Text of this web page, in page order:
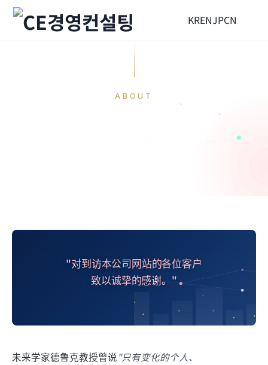
KRENJPCN
ABOUT
"对到访本公司网站的各位客户
致以诚挚的感谢。"
未来学家德鲁克教授曾说 "只有变化的个人、